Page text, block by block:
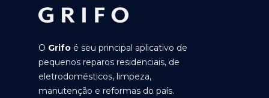
O Grifo é seu principal aplicativo de
pequenos reparos residenciais, de
eletrodomésticos, limpeza,
manutenção e reformas do país.